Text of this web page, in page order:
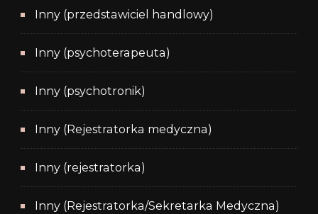
Inny (przedstawiciel handlowy)
Inny (psychoterapeuta)
Inny (psychotronik)
Inny (Rejestratorka medyczna)
Inny (rejestratorka)
Inny (Rejestratorka/Sekretarka Medyczna)